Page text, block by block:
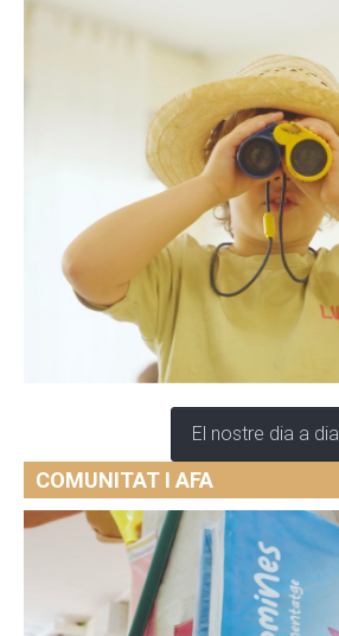
El nostre dia a dia
COMUNITAT I AFA